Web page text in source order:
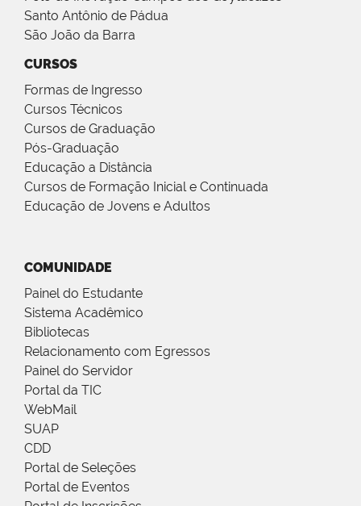
Santo Antônio de Pádua
São João da Barra
CURSOS
Formas de Ingresso
Cursos Técnicos
Cursos de Graduação
Pós-Graduação
Educação a Distância
Cursos de Formação Inicial e Continuada
Educação de Jovens e Adultos
COMUNIDADE
Painel do Estudante
Sistema Acadêmico
Bibliotecas
Relacionamento com Egressos
Painel do Servidor
Portal da TIC
WebMail
SUAP
CDD
Portal de Seleções
Portal de Eventos